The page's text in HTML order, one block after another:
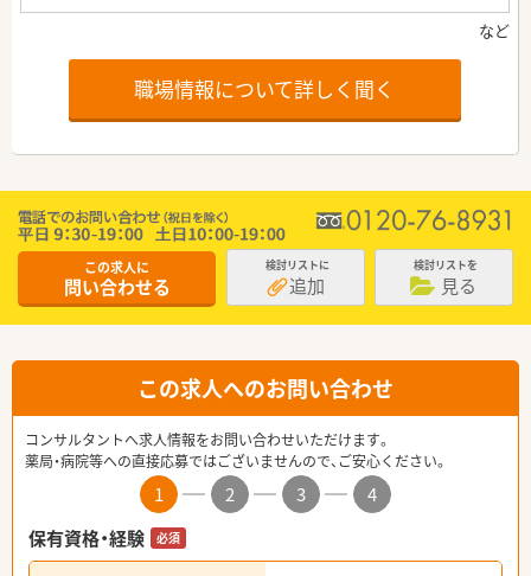
職場情報について詳しく聞く
この求人に
問い合わせる
検討リストに
追加
検討リストを
見る
この求人へのお問い合わせ
コンサルタントへ求人情報をお問い合わせいただけます。
薬局・病院等への直接応募ではございませんので、ご安心ください。
1 2 3
4
保有資格・経験
必須